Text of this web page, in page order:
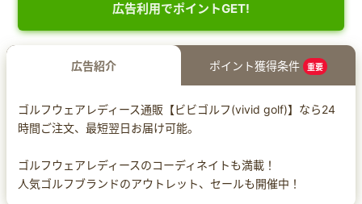
広告利用でポイントGET!
広告紹介 ポイント獲得条件 重要
ゴルフウェアレディース通販【ビビゴルフ(vivid golf)】なら24
時間ご注文、最短翌日お届け可能。
ゴルフウェアレディースのコーディネイトも満載！
人気ゴルフブランドのアウトレット、セールも開催中！